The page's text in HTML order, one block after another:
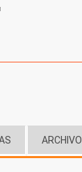
is external)
ARCHIVO